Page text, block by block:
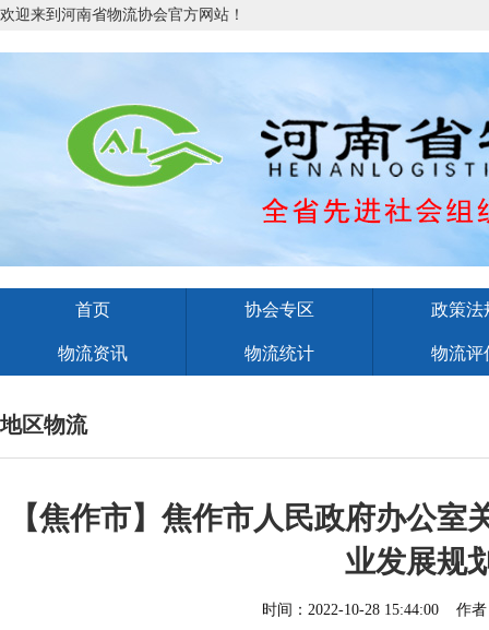
欢迎来到河南省物流协会官方网站！
首页 协会专区 政策法
物流资讯 物流统计 物流评
地区物流
【焦作市】焦作市人民政府办公
业发展规
时间：2022-10-28 15:44:00 作